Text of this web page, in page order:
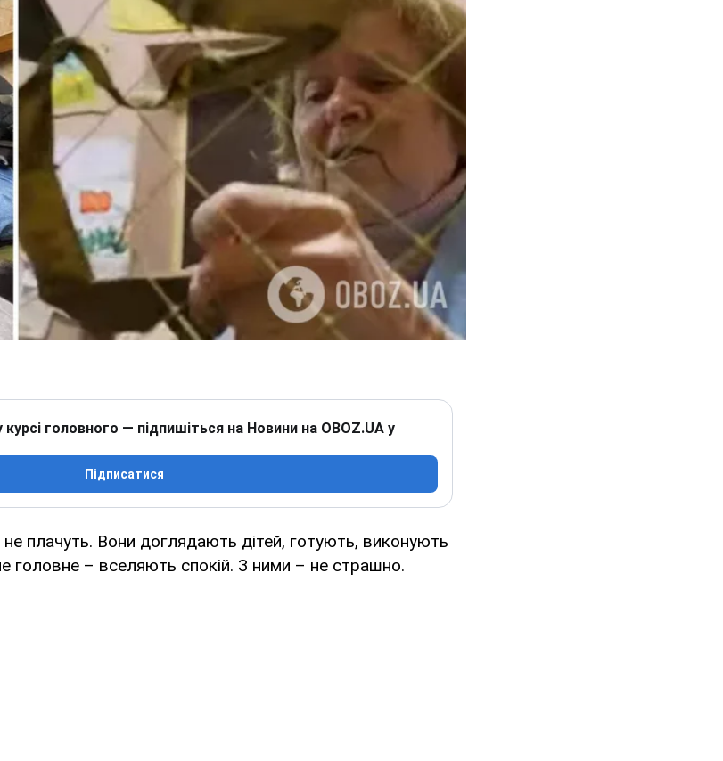
головного — підпишіться на Новини на OBOZ.UA у
Підписатися
плачуть. Вони доглядають дітей, готують, виконують
головне – вселяють спокій. З ними – не страшно.